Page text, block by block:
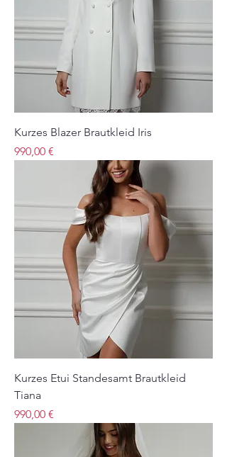
Kurzes Blazer Brautkleid Iris
Preis
990,00 €
Kurzes Etui Standesamt Brautkleid
Tiana
Preis
990,00 €